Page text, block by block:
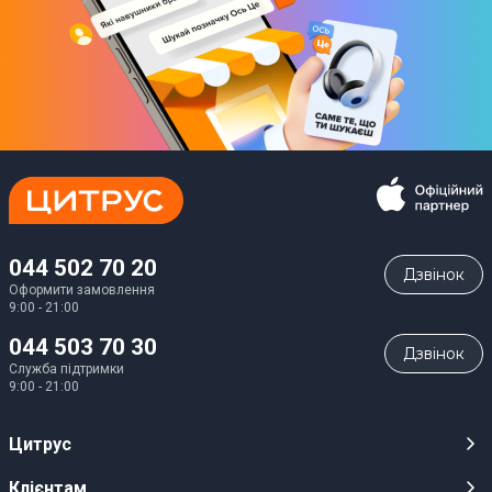
044 502 70 20
Оформити замовлення
9:00 - 21:00
Дзвiнок
044 503 70 30
Служба підтримки
9:00 - 21:00
Дзвiнок
Цитрус
Кар’єра
Клієнтам